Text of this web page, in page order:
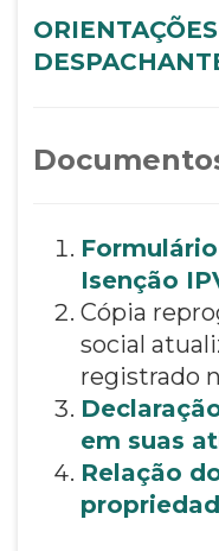
Isenção
Cópia
social
registrado
em suas
Relação